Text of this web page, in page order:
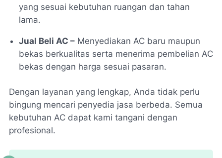
yang sesuai kebutuhan ruangan dan tahan
lama.
Jual Beli AC – Menyediakan AC baru maupun
bekas berkualitas serta menerima pembelian AC
bekas dengan harga sesuai pasaran.
Dengan layanan yang lengkap, Anda tidak perlu
bingung mencari penyedia jasa berbeda. Semua
kebutuhan AC dapat kami tangani dengan
profesional.